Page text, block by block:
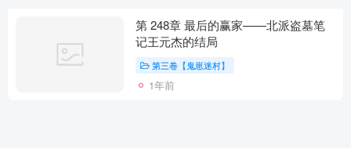
第 248章 最后的赢家——北派盗墓笔
记王元杰的结局
第三卷【鬼崽迷村】
1年前